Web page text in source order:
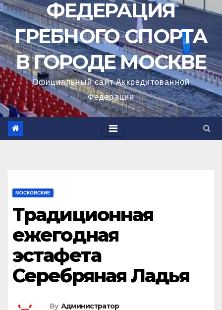
ФЕДЕРАЦИЯ
ГРЕБНОГО СПОРТА
В ГОРОДЕ МОСКВЕ
Официальный сайт Аккредитованной
Федерации
МОСКОВСКИЕ
Традиционная
ежегодная
эстафета
Серебряная Ладья
By Администратор